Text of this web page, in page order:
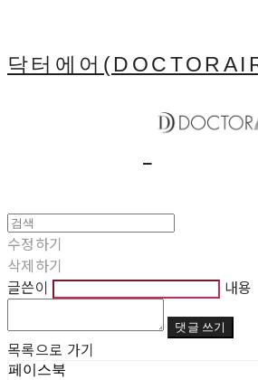
닥터에어
수정하기
삭제하기
글쓴이
내용
댓글 쓰기
목록으로 가기
페이스북